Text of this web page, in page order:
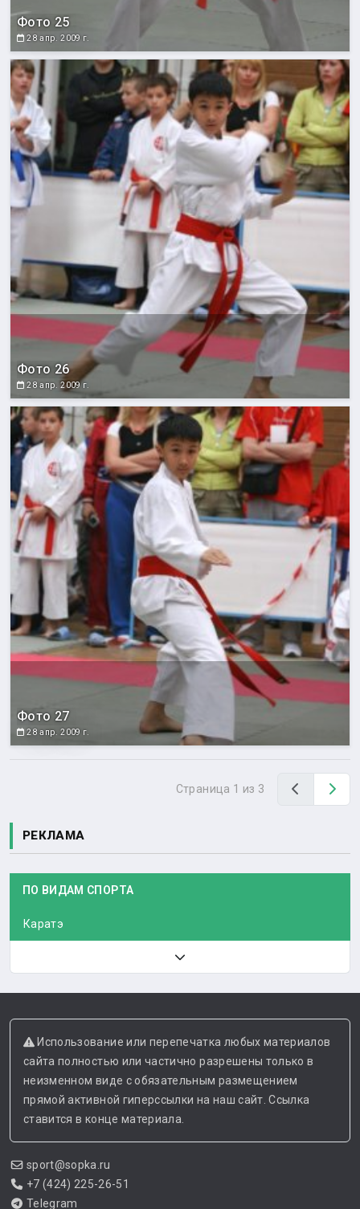
Фото 25
28 апр. 2009 г.
Фото 26
28 апр. 2009 г.
Фото 27
28 апр. 2009 г.
Страница 1 из 3 Назад
РЕКЛАМА
ПО ВИДАМ СПОРТА
Каратэ
Использование или перепечатка любых материалов
сайта полностью или частично разрешены только в
неизменном виде с обязательным размещением
прямой активной гиперссылки на наш сайт. Ссылка
ставится в конце материала.
sport@sopka.ru
+7 (424) 225-26-51
Telegram